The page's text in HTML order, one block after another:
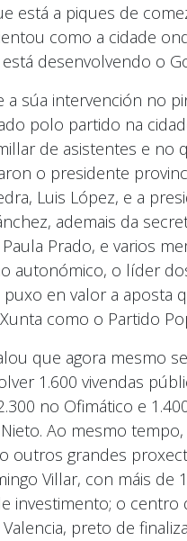
está a piques de
como a cidade
está desenvolvendo o
a súa intervención no
polo partido na
de asistentes e no
o presidente
Luis López, e a
ademais da
Paula Prado, e varios
autonómico, o líder
puxo en valor a aposta
como o Partido
que agora mesmo
1.600 vivendas
no Ofimático e
Ao mesmo
outros grandes
Villar, con máis de
investimento; o centro
preto de